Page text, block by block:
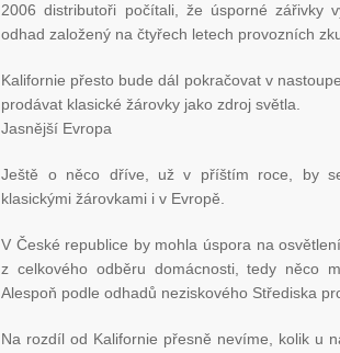
2006 distributoři počítali, že úsporné zářivky
odhad založený na čtyřech letech provozních
Kalifornie přesto bude dál pokračovat v
prodávat klasické žárovky jako zdroj světla.
Jasnější Evropa
Ještě o něco dříve, už v příštím roce, by
klasickými žárovkami i v Evropě.
V České republice by mohla úspora na
z celkového odběru domácnosti, tedy něco
Alespoň podle odhadů neziskového Střediska
Na rozdíl od Kalifornie přesně nevíme, kolik u